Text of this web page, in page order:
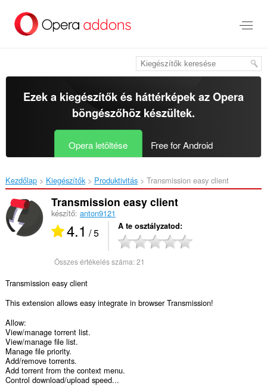
Ezek a kiegészítők és háttérképek azOpera
böngészőhözkészültek.
Opera letöltése Free for Android
Kezdőlap Kiegészítők Produktivitás Transmission easy client‎
Transmission easy client
készítő: anton9121
4.1 / 5 A te osztályzatod
Összes értékelés száma:21
Transmission easy client
This extension allows easy integrate in browser Transmission!
Allow:
View/manage torrent list.
View/manage file list.
Manage file priority.
Add/remove torrents.
Add torrent from the context menu.
Control download/upload speed...